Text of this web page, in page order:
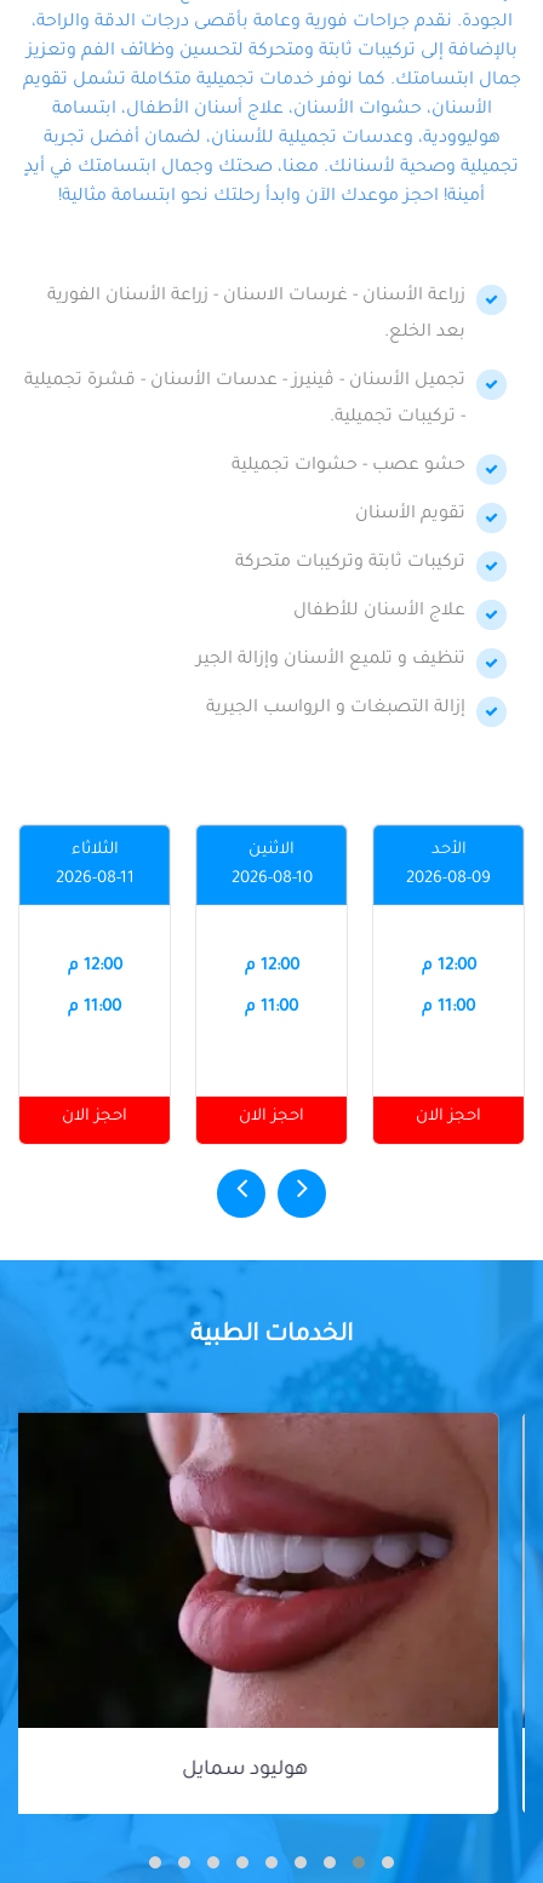
احترافية ودقة.
الجودة. نقدم جراحات فورية وعامة بأقصى درجات الدقة والراحة،
بالإضافة إلى تركيبات ثابتة ومتحركة لتحسين وظائف الفم وتعزيز
جمال ابتسامتك. كما نوفر خدمات تجميلية متكاملة تشمل تقويم
الأسنان، حشوات الأسنان، علاج أسنان الأطفال، ابتسامة
هوليوودية، وعدسات تجميلية للأسنان، لضمان أفضل تجربة
تجميلية وصحية لأسنانك. معنا، صحتك وجمال ابتسامتك في أيدٍ
أمينة! احجز موعدك الآن وابدأ رحلتك نحو ابتسامة مثالية!
زراعة الأسنان - غرسات الاسنان - زراعة الأسنان الفورية
بعد الخلع.
تجميل الأسنان - ڤينيرز - عدسات الأسنان - قشرة تجميلية
- تركيبات تجميلية.
حشو عصب - حشوات تجميلية
تقويم الأسنان
تركيبات ثابتة وتركيبات متحركة
علاج الأسنان للأطفال
تنظيف و تلميع الأسنان وإزالة الجير
إزالة التصبغات و الرواسب الجيرية
الأحد
2026-08-09
12:00 م
11:00 م
احجز الان
الاثنين
2026-08-10
12:00 م
11:00 م
احجز الان
الثلاثاء
2026-08-11
12:00 م
11:00 م
احجز الان
الخدمات الطبية
هوليود سمايل